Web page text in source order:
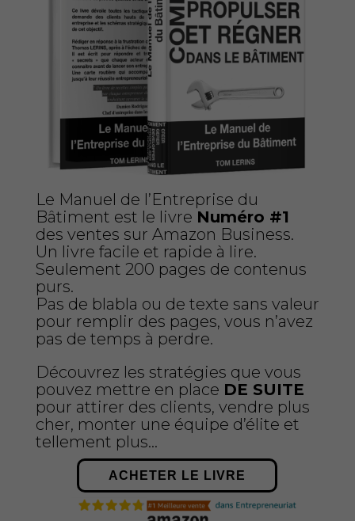
Le Manuel de l’Entreprise du
Bâtiment est le livre Numéro #1
des ventes sur Amazon Business.
Un livre facile et rapide à lire.
Seulement 200 pages de contenus
purs.
Pas de blabla ou de texte sans valeur
pour remplir des pages, vous n’avez
pas de temps à perdre.
Découvrez les stratégies que vous
pouvez mettre en place DE SUITE
pour attirer des clients, vendre plus
cher, monter une équipe d’élite et
tellement plus…
ACHETER LE LIVRE